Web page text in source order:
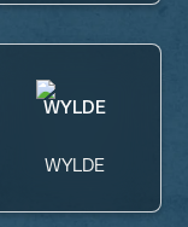
WYLDE